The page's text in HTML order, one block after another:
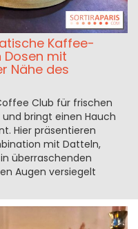
Kaffee-
mit
Nähe des
Club für frischen
bringt einen Hauch
Hier präsentieren
mit Datteln,
überraschenden
Augen versiegelt